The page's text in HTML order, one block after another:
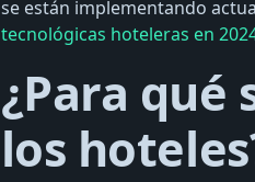
se están implementando
tecnológicas hoteleras en
¿Para qué
los